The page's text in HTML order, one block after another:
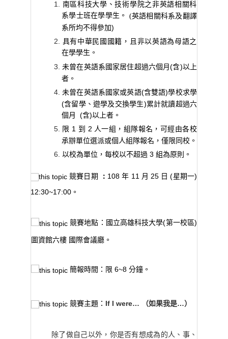
南區科技大學、技術學院之非英語相關科
系學士班在學學生。 (英語相關科系及翻譯
系所均不得參加)
具有中華民國國籍，且非以英語為母語之
在學學生。
未曾在英語系國家居住超過六個月(含)以上
者。
未曾在英語系國家或英語(含雙語)學校求學
(含留學、遊學及交換學生)累計就讀超過六
個月
(含)以上者。
限 1 到 2 人一組，組隊報名，可經由各校
承辦單位選派或個人組隊報名，僅限同校。
以校為單位，每校以不超過 3 組為原則。
競賽日期 ： 108年 11 月25 日 (星期一)
12:30~17:00 。
競賽地點： 國立高雄科技大學(第一校區)
圖資館六樓 國際會議廳。
簡報時間： 限 6~8 分鐘。
競賽主題： If I were… （如果我是…）
除了做自己以外，你是否有想成為的人、事、